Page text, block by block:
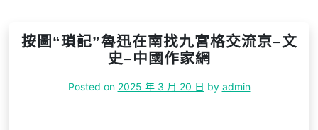
按圖“瑣記”魯迅在南找九宮格交流京–文
史–中國作家網
Posted on 2025 年 3 月 20 日 by admin